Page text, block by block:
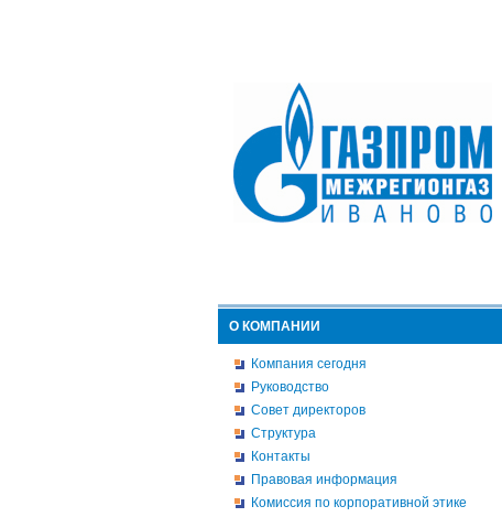
О КОМПАНИИ
Компания сегодня
Руководство
Совет директоров
Структура
Контакты
Правовая информация
Комиссия по корпоративной этике